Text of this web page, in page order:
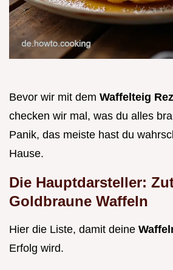
Bevor wir mit dem Waffelteig
checken wir mal, was du alles
Panik, das meiste hast du
Hause.
Die Hauptdarsteller:
Goldbraune Waffeln
Hier die Liste, damit deine
Erfolg wird.